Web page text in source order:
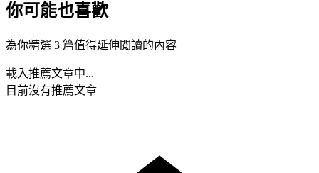
你可能也喜歡
為你精選 3 篇值得延伸閱讀的內容
載入推薦文章中...
目前沒有推薦文章